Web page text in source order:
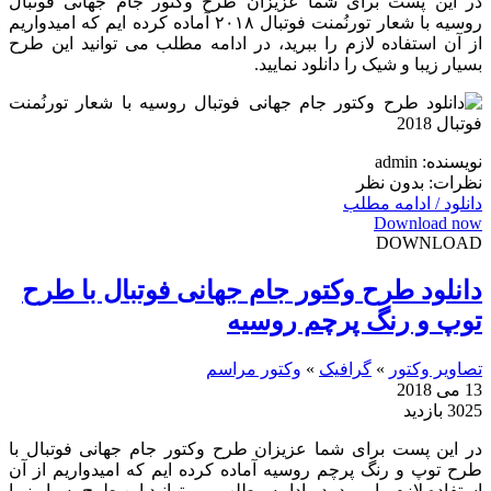
روسیه با شعار تورنُمنت فوتبال ۲۰۱۸ آماده کرده ایم که امیدواریم
از آن استفاده لازم را ببرید، در ادامه مطلب می توانید این طرح
بسیار زیبا و شیک را دانلود نمایید.
نویسنده: admin
نظرات: بدون نظر
دانلود / ادامه مطلب
Download now
DOWNLOAD
دانلود طرح وکتور جام جهانی فوتبال با طرح
توپ و رنگ پرچم روسیه
تصاویر وکتور » گرافیک » وکتور مراسم
13 می 2018
3025 بازدید
در این پست برای شما عزیزان طرح وکتور جام جهانی فوتبال با
طرح توپ و رنگ پرچم روسیه آماده کرده ایم که امیدواریم از آن